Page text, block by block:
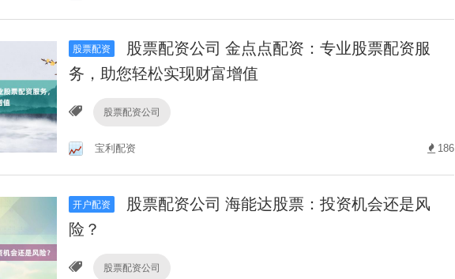
股票配资
股票配资公司 金点点配资：专业股票配资服
务，助您轻松实现财富增值
股票配资公司
宝利配资 186
开户配资
股票配资公司 海能达股票：投资机会还是风
险？
股票配资公司